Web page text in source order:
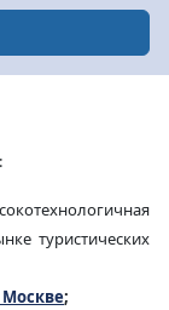
туристических
Москве;